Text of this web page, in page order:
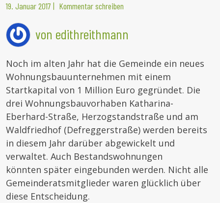
19. Januar 2017 | Kommentar schreiben
von edithreithmann
Noch im alten Jahr hat die Gemeinde ein neues
Wohnungsbauunternehmen mit einem
Startkapital von 1 Million Euro gegründet. Die
drei Wohnungsbauvorhaben Katharina-
Eberhard-Straße, Herzogstandstraße und am
Waldfriedhof (Defreggerstraße) werden bereits
in diesem Jahr darüber abgewickelt und
verwaltet. Auch Bestandswohnungen
könnten später eingebunden werden. Nicht alle
Gemeinderatsmitglieder waren glücklich über
diese Entscheidung.